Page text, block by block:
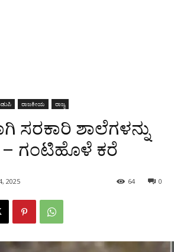
ರಾಜಕೀಯ ರಾಜ್ಯ
ಸರಕಾರಿ ಶಾಲೆಗಳನ್ನು
ಗಂಟಿಹೊಳೆ ಕರೆ
2025 0
64